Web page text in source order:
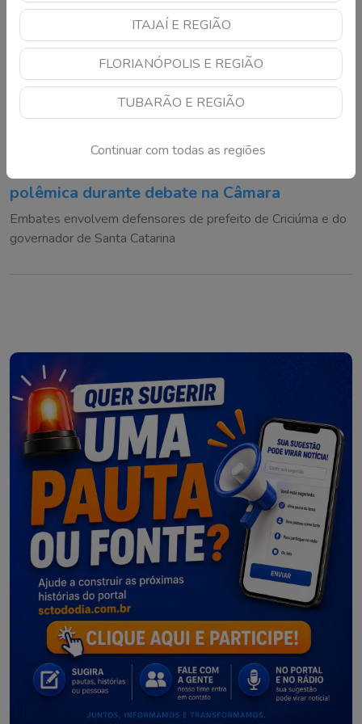
ITAJAÍ E REGIÃO
FLORIANÓPOLIS E REGIÃO
TUBARÃO E REGIÃO
Continuar com todas as regiões
Vereadores de Criciúma se envolvem em
polêmica durante debate na Câmara
Embates envolvem defensores de prefeito de Criciúma e do
governador de Santa Catarina